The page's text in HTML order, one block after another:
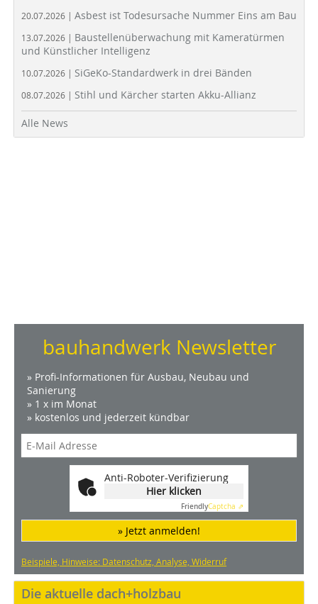
20.07.2026 | Asbest ist Todesursache Nummer Eins am Bau
13.07.2026 | Baustellenüberwachung mit Kameratürmen
und Künstlicher Intelligenz
10.07.2026 | SiGeKo-Standardwerk in drei Bänden
08.07.2026 | Stihl und Kärcher starten Akku-Allianz
Alle News
bauhandwerk Newsletter
» Profi-Informationen für Ausbau, Neubau und
Sanierung
» 1 x im Monat
» kostenlos und jederzeit kündbar
Anti-Roboter-Verifizierung
Hier klicken
FriendlyCaptcha ⇗
» Jetzt anmelden!
Beispiele, Hinweise: Datenschutz, Analyse, Widerruf
Die aktuelle dach+holzbau